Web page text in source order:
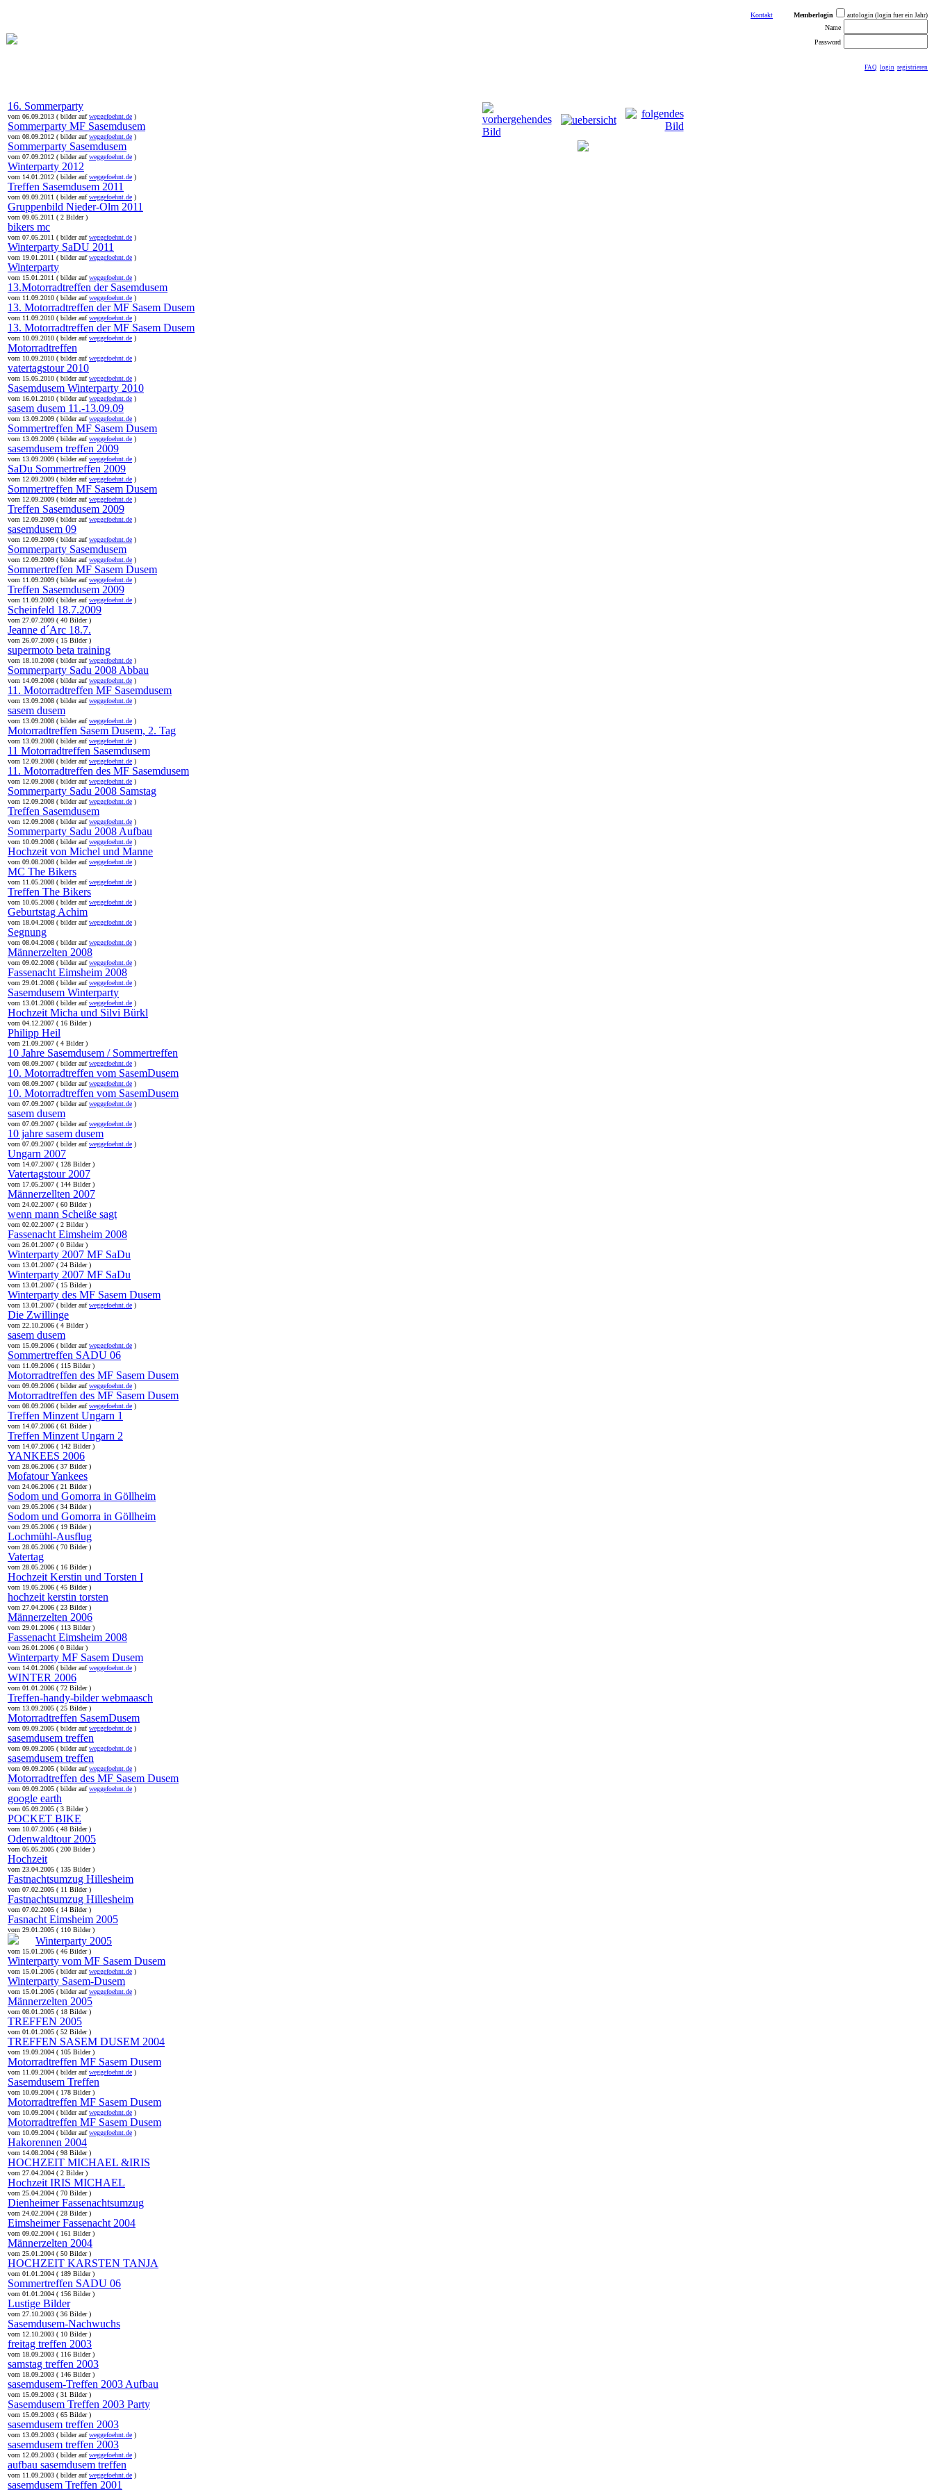
Kontakt Memberlogin autologin (login fuer ein Jahr)
Name
Password
FAQ login registrieren
16. Sommerparty
vom 06.09.2013 ( bilder aufweggefoehnt.de )
Sommerparty MF Sasemdusem
vom 08.09.2012 ( bilder aufweggefoehnt.de )
Sommerparty Sasemdusem
vom 07.09.2012 ( bilder aufweggefoehnt.de )
Winterparty 2012
vom 14.01.2012 ( bilder aufweggefoehnt.de )
Treffen Sasemdusem 2011
vom 09.09.2011 ( bilder aufweggefoehnt.de )
Gruppenbild Nieder-Olm 2011
vom 09.05.2011 ( 2 Bilder )
bikers mc
vom 07.05.2011 ( bilder aufweggefoehnt.de )
Winterparty SaDU 2011
vom 19.01.2011 ( bilder aufweggefoehnt.de )
Winterparty
vom 15.01.2011 ( bilder aufweggefoehnt.de )
13.Motorradtreffen der Sasemdusem
vom 11.09.2010 ( bilder aufweggefoehnt.de )
13. Motorradtreffen der MF Sasem Dusem
vom 11.09.2010 ( bilder aufweggefoehnt.de )
13. Motorradtreffen der MF Sasem Dusem
vom 10.09.2010 ( bilder aufweggefoehnt.de )
Motorradtreffen
vom 10.09.2010 ( bilder aufweggefoehnt.de )
vatertagstour 2010
vom 15.05.2010 ( bilder aufweggefoehnt.de )
Sasemdusem Winterparty 2010
vom 16.01.2010 ( bilder aufweggefoehnt.de )
sasem dusem 11.-13.09.09
vom 13.09.2009 ( bilder aufweggefoehnt.de )
Sommertreffen MF Sasem Dusem
vom 13.09.2009 ( bilder aufweggefoehnt.de )
sasemdusem treffen 2009
vom 13.09.2009 ( bilder aufweggefoehnt.de )
SaDu Sommertreffen 2009
vom 12.09.2009 ( bilder aufweggefoehnt.de )
Sommertreffen MF Sasem Dusem
vom 12.09.2009 ( bilder aufweggefoehnt.de )
Treffen Sasemdusem 2009
vom 12.09.2009 ( bilder aufweggefoehnt.de )
sasemdusem 09
vom 12.09.2009 ( bilder aufweggefoehnt.de )
Sommerparty Sasemdusem
vom 12.09.2009 ( bilder aufweggefoehnt.de )
Sommertreffen MF Sasem Dusem
vom 11.09.2009 ( bilder aufweggefoehnt.de )
Treffen Sasemdusem 2009
vom 11.09.2009 ( bilder aufweggefoehnt.de )
Scheinfeld 18.7.2009
vom 27.07.2009 ( 40 Bilder )
Jeanne d´Arc 18.7.
vom 26.07.2009 ( 15 Bilder )
supermoto beta training
vom 18.10.2008 ( bilder aufweggefoehnt.de )
Sommerparty Sadu 2008 Abbau
vom 14.09.2008 ( bilder aufweggefoehnt.de )
11. Motorradtreffen MF Sasemdusem
vom 13.09.2008 ( bilder aufweggefoehnt.de )
sasem dusem
vom 13.09.2008 ( bilder aufweggefoehnt.de )
Motorradtreffen Sasem Dusem, 2. Tag
vom 13.09.2008 ( bilder aufweggefoehnt.de )
11 Motorradtreffen Sasemdusem
vom 12.09.2008 ( bilder aufweggefoehnt.de )
11. Motorradtreffen des MF Sasemdusem
vom 12.09.2008 ( bilder aufweggefoehnt.de )
Sommerparty Sadu 2008 Samstag
vom 12.09.2008 ( bilder aufweggefoehnt.de )
Treffen Sasemdusem
vom 12.09.2008 ( bilder aufweggefoehnt.de )
Sommerparty Sadu 2008 Aufbau
vom 10.09.2008 ( bilder aufweggefoehnt.de )
Hochzeit von Michel und Manne
vom 09.08.2008 ( bilder aufweggefoehnt.de )
MC The Bikers
vom 11.05.2008 ( bilder aufweggefoehnt.de )
Treffen The Bikers
vom 10.05.2008 ( bilder aufweggefoehnt.de )
Geburtstag Achim
vom 18.04.2008 ( bilder aufweggefoehnt.de )
Segnung
vom 08.04.2008 ( bilder aufweggefoehnt.de )
Männerzelten 2008
vom 09.02.2008 ( bilder aufweggefoehnt.de )
Fassenacht Eimsheim 2008
vom 29.01.2008 ( bilder aufweggefoehnt.de )
Sasemdusem Winterparty
vom 13.01.2008 ( bilder aufweggefoehnt.de )
Hochzeit Micha und Silvi Bürkl
vom 04.12.2007 ( 16 Bilder )
Philipp Heil
vom 21.09.2007 ( 4 Bilder )
10 Jahre Sasemdusem / Sommertreffen
vom 08.09.2007 ( bilder aufweggefoehnt.de )
10. Motorradtreffen vom SasemDusem
vom 08.09.2007 ( bilder aufweggefoehnt.de )
10. Motorradtreffen vom SasemDusem
vom 07.09.2007 ( bilder aufweggefoehnt.de )
sasem dusem
vom 07.09.2007 ( bilder aufweggefoehnt.de )
10 jahre sasem dusem
vom 07.09.2007 ( bilder aufweggefoehnt.de )
Ungarn 2007
vom 14.07.2007 ( 128 Bilder )
Vatertagstour 2007
vom 17.05.2007 ( 144 Bilder )
Männerzellten 2007
vom 24.02.2007 ( 60 Bilder )
wenn mann Scheiße sagt
vom 02.02.2007 ( 2 Bilder )
Fassenacht Eimsheim 2008
vom 26.01.2007 ( 0 Bilder )
Winterparty 2007 MF SaDu
vom 13.01.2007 ( 24 Bilder )
Winterparty 2007 MF SaDu
vom 13.01.2007 ( 15 Bilder )
Winterparty des MF Sasem Dusem
vom 13.01.2007 ( bilder aufweggefoehnt.de )
Die Zwillinge
vom 22.10.2006 ( 4 Bilder )
sasem dusem
vom 15.09.2006 ( bilder aufweggefoehnt.de )
Sommertreffen SADU 06
vom 11.09.2006 ( 115 Bilder )
Motorradtreffen des MF Sasem Dusem
vom 09.09.2006 ( bilder aufweggefoehnt.de )
Motorradtreffen des MF Sasem Dusem
vom 08.09.2006 ( bilder aufweggefoehnt.de )
Treffen Minzent Ungarn 1
vom 14.07.2006 ( 61 Bilder )
Treffen Minzent Ungarn 2
vom 14.07.2006 ( 142 Bilder )
YANKEES 2006
vom 28.06.2006 ( 37 Bilder )
Mofatour Yankees
vom 24.06.2006 ( 21 Bilder )
Sodom und Gomorra in Göllheim
vom 29.05.2006 ( 34 Bilder )
Sodom und Gomorra in Göllheim
vom 29.05.2006 ( 19 Bilder )
Lochmühl-Ausflug
vom 28.05.2006 ( 70 Bilder )
Vatertag
vom 28.05.2006 ( 16 Bilder )
Hochzeit Kerstin und Torsten I
vom 19.05.2006 ( 45 Bilder )
hochzeit kerstin torsten
vom 27.04.2006 ( 23 Bilder )
Männerzelten 2006
vom 29.01.2006 ( 113 Bilder )
Fassenacht Eimsheim 2008
vom 26.01.2006 ( 0 Bilder )
Winterparty MF Sasem Dusem
vom 14.01.2006 ( bilder aufweggefoehnt.de )
WINTER 2006
vom 01.01.2006 ( 72 Bilder )
Treffen-handy-bilder webmaasch
vom 13.09.2005 ( 25 Bilder )
Motorradtreffen SasemDusem
vom 09.09.2005 ( bilder aufweggefoehnt.de )
sasemdusem treffen
vom 09.09.2005 ( bilder aufweggefoehnt.de )
sasemdusem treffen
vom 09.09.2005 ( bilder aufweggefoehnt.de )
Motorradtreffen des MF Sasem Dusem
vom 09.09.2005 ( bilder aufweggefoehnt.de )
google earth
vom 05.09.2005 ( 3 Bilder )
POCKET BIKE
vom 10.07.2005 ( 48 Bilder )
Odenwaldtour 2005
vom 05.05.2005 ( 200 Bilder )
Hochzeit
vom 23.04.2005 ( 135 Bilder )
Fastnachtsumzug Hillesheim
vom 07.02.2005 ( 11 Bilder )
Fastnachtsumzug Hillesheim
vom 07.02.2005 ( 14 Bilder )
Fasnacht Eimsheim 2005
vom 29.01.2005 ( 110 Bilder )
Winterparty 2005
vom 15.01.2005 ( 46 Bilder )
Winterparty vom MF Sasem Dusem
vom 15.01.2005 ( bilder aufweggefoehnt.de )
Winterparty Sasem-Dusem
vom 15.01.2005 ( bilder aufweggefoehnt.de )
Männerzelten 2005
vom 08.01.2005 ( 18 Bilder )
TREFFEN 2005
vom 01.01.2005 ( 52 Bilder )
TREFFEN SASEM DUSEM 2004
vom 19.09.2004 ( 105 Bilder )
Motorradtreffen MF Sasem Dusem
vom 11.09.2004 ( bilder aufweggefoehnt.de )
Sasemdusem Treffen
vom 10.09.2004 ( 178 Bilder )
Motorradtreffen MF Sasem Dusem
vom 10.09.2004 ( bilder aufweggefoehnt.de )
Motorradtreffen MF Sasem Dusem
vom 10.09.2004 ( bilder aufweggefoehnt.de )
Hakorennen 2004
vom 14.08.2004 ( 98 Bilder )
HOCHZEIT MICHAEL &IRIS
vom 27.04.2004 ( 2 Bilder )
Hochzeit IRIS MICHAEL
vom 25.04.2004 ( 70 Bilder )
Dienheimer Fassenachtsumzug
vom 24.02.2004 ( 28 Bilder )
Eimsheimer Fassenacht 2004
vom 09.02.2004 ( 161 Bilder )
Männerzelten 2004
vom 25.01.2004 ( 50 Bilder )
HOCHZEIT KARSTEN TANJA
vom 01.01.2004 ( 189 Bilder )
Sommertreffen SADU 06
vom 01.01.2004 ( 156 Bilder )
Lustige Bilder
vom 27.10.2003 ( 36 Bilder )
Sasemdusem-Nachwuchs
vom 12.10.2003 ( 10 Bilder )
freitag treffen 2003
vom 18.09.2003 ( 116 Bilder )
samstag treffen 2003
vom 18.09.2003 ( 146 Bilder )
sasemdusem-Treffen 2003 Aufbau
vom 15.09.2003 ( 31 Bilder )
Sasemdusem Treffen 2003 Party
vom 15.09.2003 ( 65 Bilder )
sasemdusem treffen 2003
vom 13.09.2003 ( bilder aufweggefoehnt.de )
sasemdusem treffen 2003
vom 12.09.2003 ( bilder aufweggefoehnt.de )
aufbau sasemdusem treffen
vom 11.09.2003 ( bilder aufweggefoehnt.de )
sasemdusem Treffen 2001